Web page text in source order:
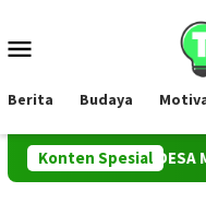
konten
Berita Budaya
Konten Spesial
PROMAHADESA